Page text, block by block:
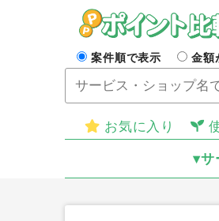
案件順で表示 金額
お気に入り
▾サ